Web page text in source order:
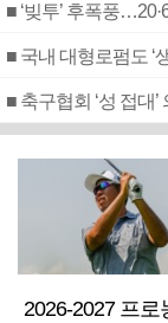
■ ‘빚투’ 후폭풍
■ 국내 대형로펌도 ‘
2026-2027 프